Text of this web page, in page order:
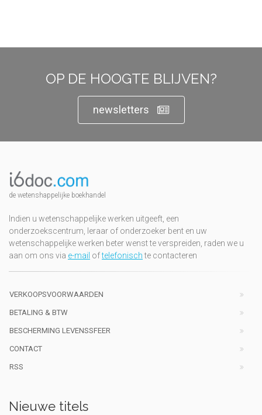
OP DE HOOGTE BLIJVEN?
newsletters
de wetenshappelijke boekhandel
Indien u wetenschappelijke werken uitgeeft, een
onderzoekscentrum, leraar of onderzoeker bent en uw
wetenschappelijke werken beter wenst te verspreiden, raden we u
aan om ons via e-mail oftelefonischte contacteren
VERKOOPSVOORWAARDEN
BETALING & BTW
BESCHERMING LEVENSSFEER
CONTACT
RSS
Nieuwe titels